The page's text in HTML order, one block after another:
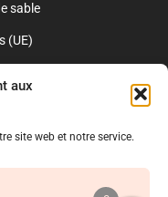
aux
site web et notre service.
sable
(UE)